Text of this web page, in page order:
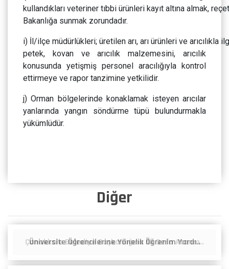
Diğer
Üniversite Öğrencilerine Yönelik Öğrenim Yardı..
kullandıkları veteriner tıbbi ürünleri kayıt altına almak,
Bakanlığa sunmak zorundadır.
i) İl/ilçe müdürlükleri; üretilen arı, arı ürünleri ve arıcılıkla
petek, kovan ve arıcılık malzemesini, arıcılık
konusunda yetişmiş personel aracılığıyla kontrol
ettirmeye ve rapor tanzimine yetkilidir.
j) Orman bölgelerinde konaklamak isteyen arıcılar
yanlarında yangın söndürme tüpü bulundurmakla
yükümlüdür.